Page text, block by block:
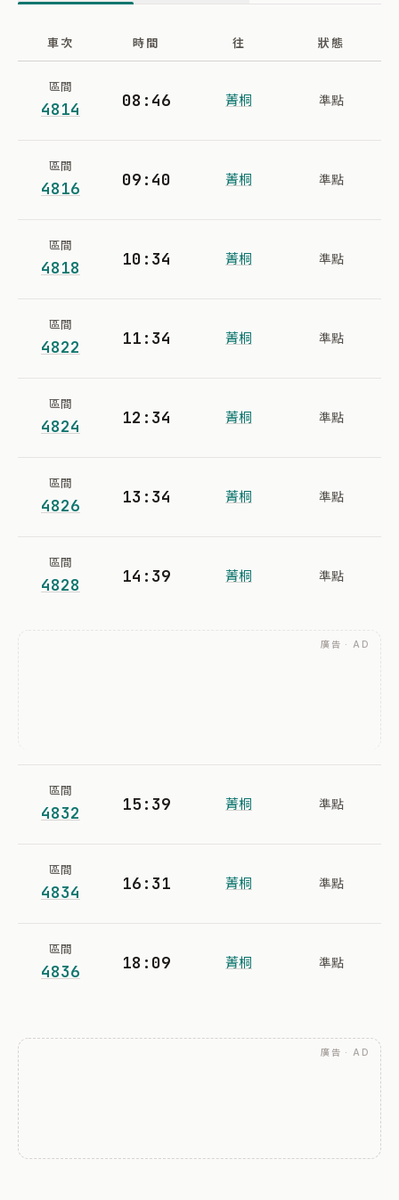
車次 時間 往 狀態
區間
4814 08:46 菁桐 準點
區間
4816 09:40 菁桐 準點
區間
4818 10:34 菁桐 準點
區間
4822 11:34 菁桐 準點
區間
4824 12:34 菁桐 準點
區間
4826 13:34 菁桐 準點
區間
4828 14:39 菁桐 準點
廣告 · AD
區間
4832 15:39 菁桐 準點
區間
4834 16:31 菁桐 準點
區間
4836 18:09 菁桐 準點
廣告 · AD